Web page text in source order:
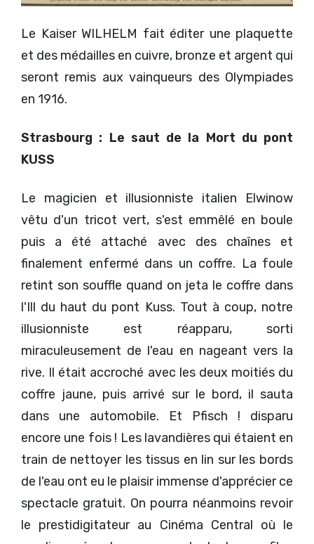
Le Kaiser WILHELM fait éditer une plaquette
et des médailles en cuivre, bronze et argent qui
seront remis aux vainqueurs des Olympiades
en 1916.
Strasbourg : Le saut de la Mort du pont
KUSS
Le magicien et illusionniste italien Elwinow
vêtu d'un tricot vert, s'est emmêlé en boule
puis a été attaché avec des chaînes et
finalement enfermé dans un coffre. La foule
retint son souffle quand on jeta le coffre dans
l'Ill du haut du pont Kuss. Tout à coup, notre
illusionniste est réapparu, sorti
miraculeusement de l'eau en nageant vers la
rive. Il était accroché avec les deux moitiés du
coffre jaune, puis arrivé sur le bord, il sauta
dans une automobile. Et Pfisch ! disparu
encore une fois ! Les lavandières qui étaient en
train de nettoyer les tissus en lin sur les bords
de l'eau ont eu le plaisir immense d'apprécier ce
spectacle gratuit. On pourra néanmoins revoir
le prestidigitateur au Cinéma Central où le